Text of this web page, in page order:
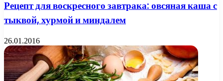
Рецепт для воскресного завтрака: овсяная каша с
тыквой, хурмой и миндалем
26.01.2016